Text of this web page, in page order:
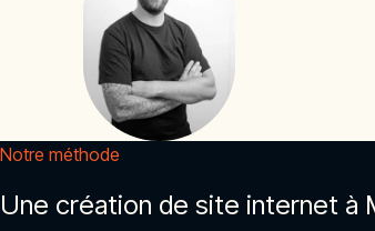
Notre méthode
Une création de site internet à